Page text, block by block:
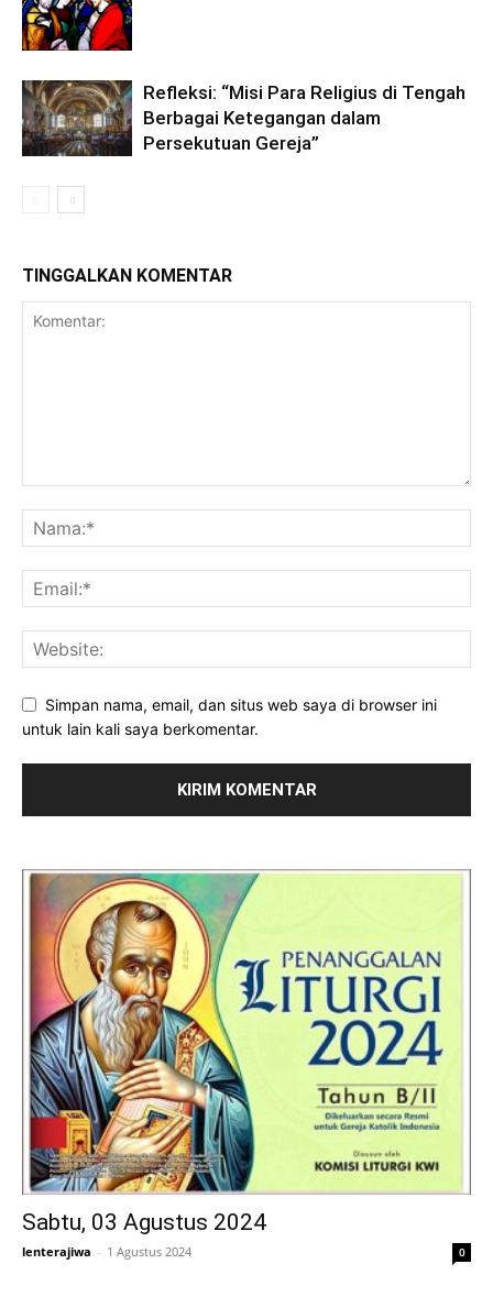
Refleksi: “Misi Para Religius di Tengah
Berbagai Ketegangan dalam
Persekutuan Gereja”
TINGGALKAN KOMENTAR
Simpan nama, email, dan situs web saya di browser ini
untuk lain kali saya berkomentar.
Sabtu, 03 Agustus 2024
lenterajiwa - 1 Agustus 2024 0